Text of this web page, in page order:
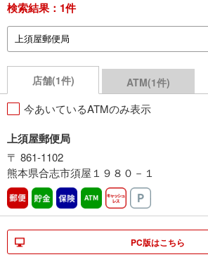
検索結果： 1件
店舗(1件) ATM(1件)
今あいているATMのみ表示
上須屋郵便局
〒 861-1102
熊本県合志市須屋１９８０－１
郵便 貯金 保険 ATM営業中キャッシュレス
PC版はこちら